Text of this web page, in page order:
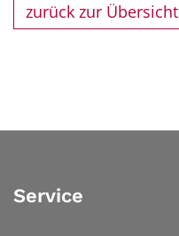
zurück zur Übersicht
Service